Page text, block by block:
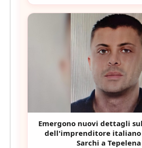
Emergono nuovi dettagli
dell'imprenditore italiano
Sarchi a Tepelena